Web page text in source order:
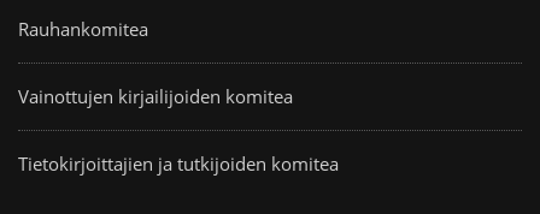
Rauhankomitea
Vainottujen kirjailijoiden komitea
Tietokirjoittajien ja tutkijoiden komitea